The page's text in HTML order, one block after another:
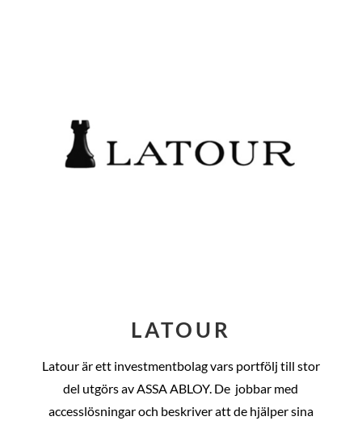
LATOUR
Latour är ett investmentbolag vars portfölj till stor
del utgörs av ASSA ABLOY. De jobbar med
accesslösningar och beskriver att de hjälper sina